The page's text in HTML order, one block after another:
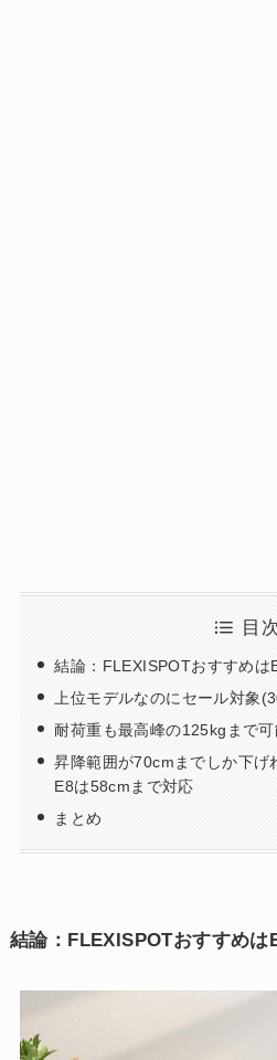
目
結論：FLEXISPOTおすすめは
上位モデルなのにセール対象
耐荷重も最高峰の125kgまで
昇降範囲が70cmまでしか下げ
E8は58cmまで対応
まとめ
結論：FLEXISPOTおすすめは